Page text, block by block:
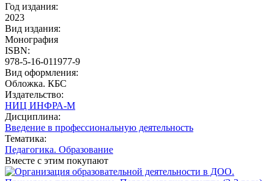
Год издания:
2023
Вид издания:
Монография
ISBN:
978-5-16-011977-9
Вид оформления:
Обложка. КБС
Издательство:
НИЦ ИНФРА-М
Дисциплина:
Введение в профессиональную деятельность
Тематика:
Педагогика. Образование
Вместе с этим покупают